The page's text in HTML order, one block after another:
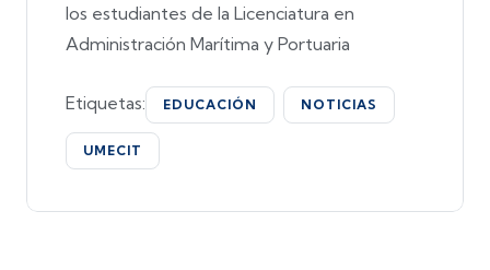
los estudiantes de la Licenciatura en
Administración Marítima y Portuaria
Etiquetas: EDUCACIÓN NOTICIAS
UMECIT